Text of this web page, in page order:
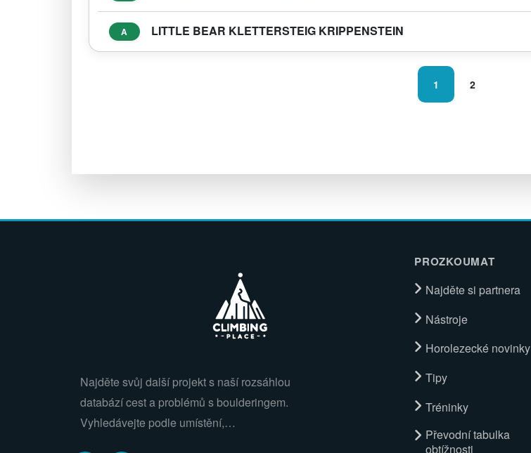
A LITTLE BEAR KLETTERSTEIG KRIPPENSTEIN
1 2
Najděte svůj další projekt s naší rozsáhlou
databází cest a problémů s boulderingem.
Vyhledávejte podle umístění,…
PROZKOUMAT
Najděte si partnera
Nástroje
Horolezecké novinky
Tipy
Tréninky
Převodní tabulka
obtížnosti